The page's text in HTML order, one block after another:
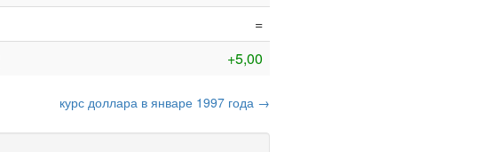
=
+5,00
курс доллара в январе 1997 года →